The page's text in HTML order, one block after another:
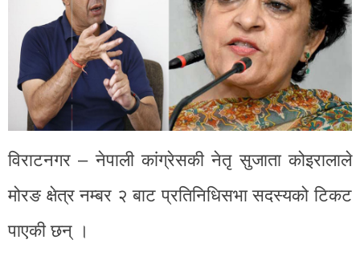
विराटनगर – नेपाली कांग्रेसकी नेतृ सुजाता कोइरालाले
मोरङ क्षेत्र नम्बर २ बाट प्रतिनिधिसभा सदस्यको टिकट
पाएकी छन् ।